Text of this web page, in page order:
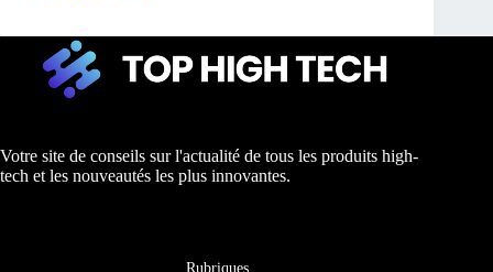
Votre site de conseils sur l'actualité de tous les produits high-
tech et les nouveautés les plus innovantes.
Rubriques